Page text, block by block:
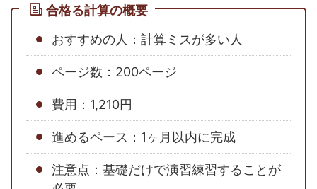
合格る計算の概要
おすすめの人：計算ミスが多い人
ページ数：200ページ
費用：1,210円
進めるペース：1ヶ月以内に完成
注意点：基礎だけで演習練習することが